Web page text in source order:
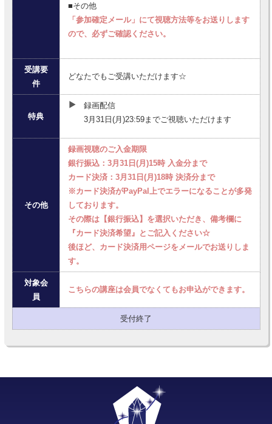
■その他
「参加確定メール」にて視聴方法等をお送りします
ので、必ずご確認ください。
受講要
件
どなたでもご受講いただけます☆
特典
録画配信
3月31日(月)23:59までご視聴いただけます
その他
録画視聴のご入金期限
銀行振込：3月31日(月)15時 入金分まで
カード決済：3月31日(月)18時 決済分まで
※カード決済がPayPal上でエラーになることが多発
しております。
その際は【銀行振込】を選択いただき、備考欄に
『カード決済希望』とご記入ください☆
後ほど、カード決済用ページをメールでお送りしま
す。
対象会
員
こちらの講座は会員でなくてもお申込ができます。
受付終了